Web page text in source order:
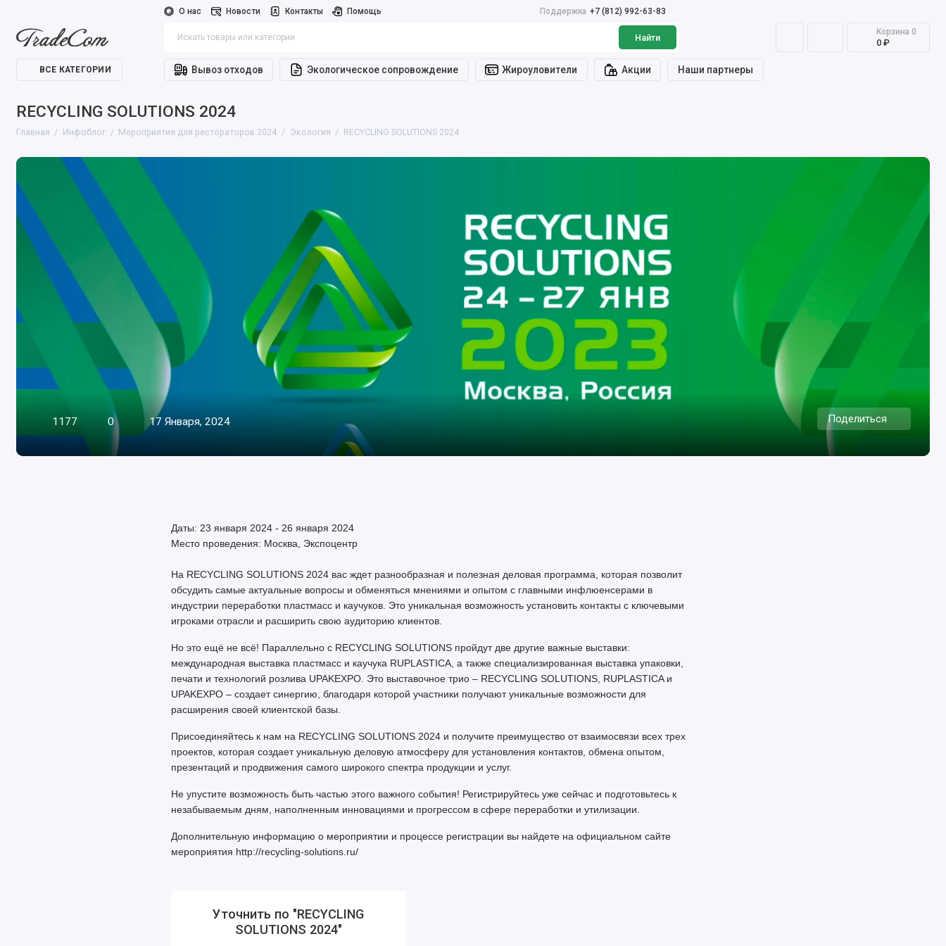
О нас Новости Контакты Помощь Поддержка +7 (812) 992-63-83
Найти
Корзина 0
0 ₽
ВСЕ КАТЕГОРИИ Вывоз отходов Экологическое сопровождение Жироуловители Акции Наши партнеры
RECYCLING SOLUTIONS 2024
Главная Инфоблог Мероприятия для рестораторов 2024 Экология RECYCLING SOLUTIONS 2024
1177 0 17 Января, 2024 Поделиться
Даты: 23 января 2024 - 26 января 2024
Место проведения: Москва, Экспоцентр
На RECYCLING SOLUTIONS 2024 вас ждет разнообразная и полезная деловая программа, которая позволит
обсудить самые актуальные вопросы и обменяться мнениями и опытом с главными инфлюенсерами в
индустрии переработки пластмасс и каучуков. Это уникальная возможность установить контакты с ключевыми
игроками отрасли и расширить свою аудиторию клиентов.
Но это ещё не всё! Параллельно с RECYCLING SOLUTIONS пройдут две другие важные выставки:
международная выставка пластмасс и каучука RUPLASTICA, а также специализированная выставка упаковки,
печати и технологий розлива UPAKEXPO. Это выставочное трио – RECYCLING SOLUTIONS, RUPLASTICA и
UPAKEXPO – создает синергию, благодаря которой участники получают уникальные возможности для
расширения своей клиентской базы.
Присоединяйтесь к нам на RECYCLING SOLUTIONS 2024 и получите преимущество от взаимосвязи всех трех
проектов, которая создает уникальную деловую атмосферу для установления контактов, обмена опытом,
презентаций и продвижения самого широкого спектра продукции и услуг.
Не упустите возможность быть частью этого важного события! Регистрируйтесь уже сейчас и подготовьтесь к
незабываемым дням, наполненным инновациями и прогрессом в сфере переработки и утилизации.
Дополнительную информацию о мероприятии и процессе регистрации вы найдете на официальном сайте
мероприятия http://recycling-solutions.ru/
Уточнить по "RECYCLING
SOLUTIONS 2024"